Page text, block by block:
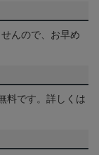
んので、お早め
料です。詳しくは